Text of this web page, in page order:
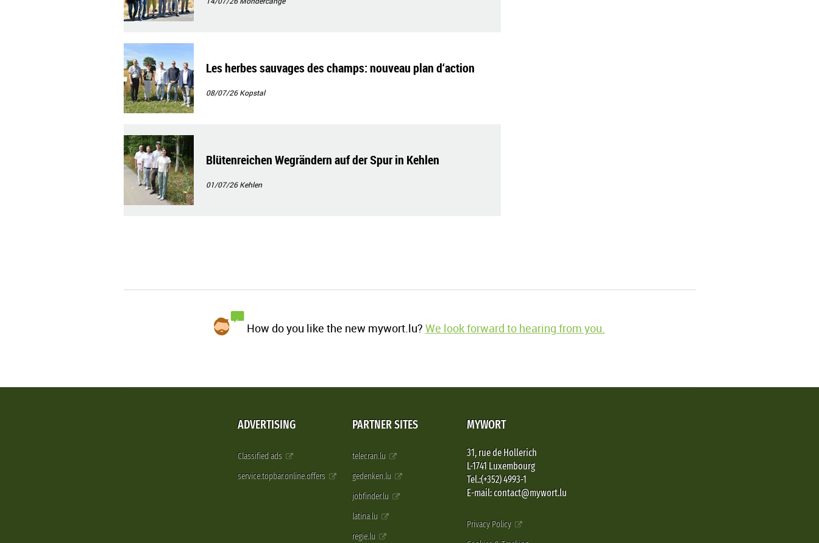
Les herbes sauvages des champs: nouveau plan d‘action
08/07/26Kopstal
Blütenreichen Wegrändern auf der Spur in Kehlen
01/07/26Kehlen
How do you like the new mywort.lu? We look forward to hearing from you.
ADVERTISING
Classified ads
service.topbar.online.offers
PARTNER SITES
telecran.lu
gedenken.lu
jobfinder.lu
latina.lu
regie.lu
MYWORT
31, rue de Hollerich
L-1741 Luxembourg
Tel.:(+352) 4993-1
E-mail: contact@mywort.lu
Privacy Policy